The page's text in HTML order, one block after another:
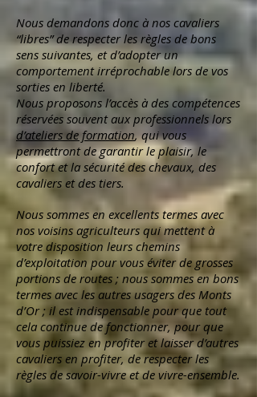
Nous demandons donc à nos cavaliers
“libres” de respecter les règles de bons
sens suivantes, et d’adopter un
comportement irréprochable lors de vos
sorties en liberté.
Nous proposons l’accès à des compétences
réservées souvent aux professionnels lors
d’ateliers de formation, qui vous
permettront de garantir le plaisir, le
confort et la sécurité des chevaux, des
cavaliers et des tiers.
Nous sommes en excellents termes avec
nos voisins agriculteurs qui mettent à
votre disposition leurs chemins
d’exploitation pour vous éviter de grosses
portions de routes ; nous sommes en bons
termes avec les autres usagers des Monts
d’Or ; il est indispensable pour que tout
cela continue de fonctionner, pour que
vous puissiez en profiter et laisser d’autres
cavaliers en profiter, de respecter les
règles de savoir-vivre et de vivre-ensemble.